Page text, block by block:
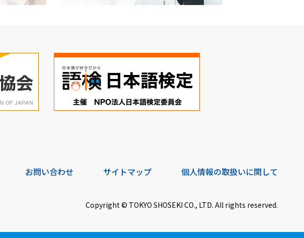
お問い合わせ サイトマップ 個人情報の取扱いに関して
Copyright © TOKYO SHOSEKI CO., LTD. All rights reserved.